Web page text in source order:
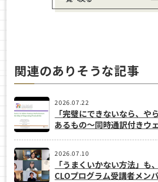
関連のありそうな記事
2026.07.22
「完璧にできないなら、や
あるもの〜同時通訳付きウ
2026.07.10
「うまくいかない方法」も
CLOプログラム受講者メン